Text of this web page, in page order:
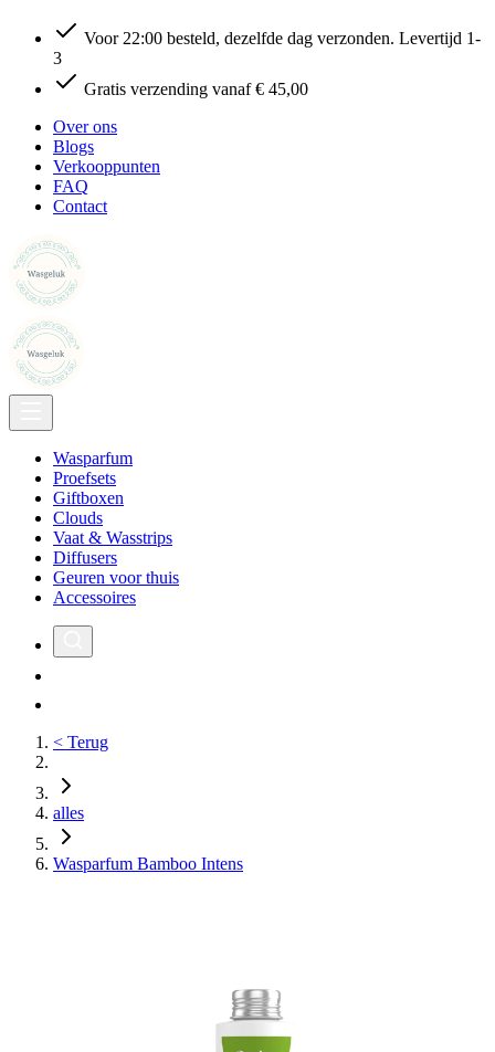
Voor 22:00 besteld, dezelfde dag verzonden. Levertijd 1-
3
Gratis verzending vanaf € 45,00
Over ons
Blogs
Verkooppunten
FAQ
Contact
Wasparfum
Proefsets
Giftboxen
Clouds
Vaat & Wasstrips
Diffusers
Geuren voor thuis
Accessoires
< Terug
alles
Wasparfum Bamboo Intens